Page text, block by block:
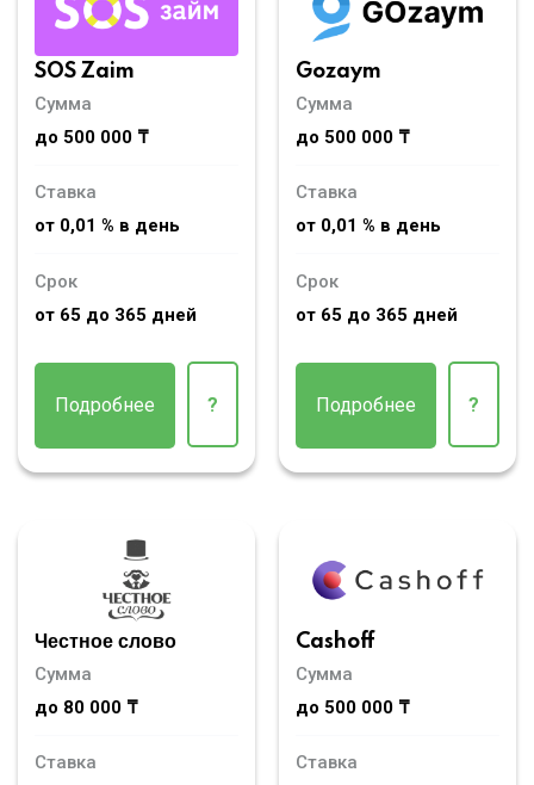
SOS Zaim
Сумма
до 500 000 ₸
Ставка
от 0,01 % в день
Срок
от 65 до 365 дней
Подробнее ?
Gozaym
Сумма
до 500 000 ₸
Ставка
от 0,01 % в день
Срок
от 65 до 365 дней
Подробнее ?
Честное слово
Сумма
до 80 000 ₸
Ставка
Cashoff
Сумма
до 500 000 ₸
Ставка